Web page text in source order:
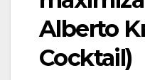
Alberto
Cocktail)